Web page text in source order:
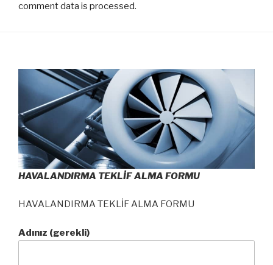
comment data is processed.
HAVALANDIRMA TEKLİF ALMA FORMU
HAVALANDIRMA TEKLİF ALMA FORMU
Adınız (gerekli)